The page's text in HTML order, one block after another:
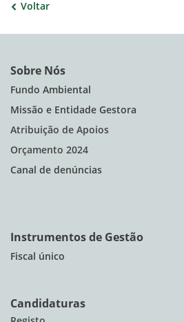
Voltar
Sobre Nós
Fundo Ambiental
Missão e Entidade Gestora
Atribuição de Apoios
Orçamento 2024
Canal de denúncias
Instrumentos de Gestão
Fiscal único
Candidaturas